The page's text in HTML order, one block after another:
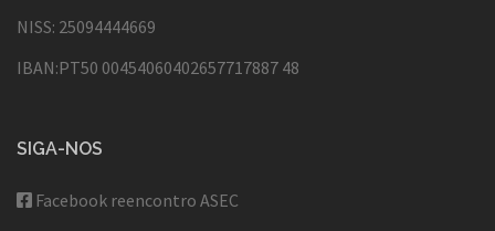
NISS: 25094444669
IBAN:PT50 00454060402657717887 48
SIGA-NOS
Facebook reencontro ASEC